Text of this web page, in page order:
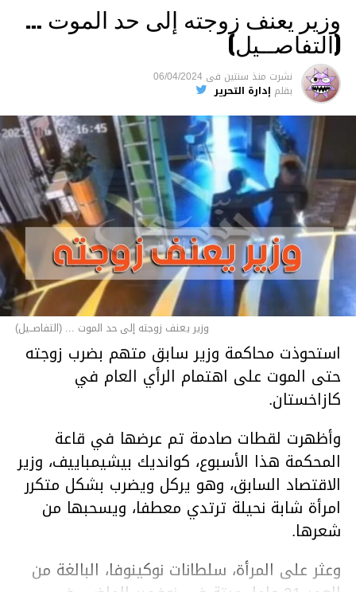
وزير يعنف زوجته إلى حد الموت …
(التفاصــيل)
نشرت منذ سنتين فى 06/04/2024
بقلم إدارة التحرير
وزير يعنف زوجته إلى حد الموت ... (التفاصــيل)
استحوذت محاكمة وزير سابق متهم بضرب زوجته
حتى الموت على اهتمام الرأي العام في
كازاخستان.
وأظهرت لقطات صادمة تم عرضها في قاعة
المحكمة هذا الأسبوع، كوانديك بيشيمباييف، وزير
الاقتصاد السابق، وهو يركل ويضرب بشكل متكرر
امرأة شابة نحيلة ترتدي معطفا، ويسحبها من
شعرها.
وعثر على المرأة، سلطانات نوكينوفا، البالغة من